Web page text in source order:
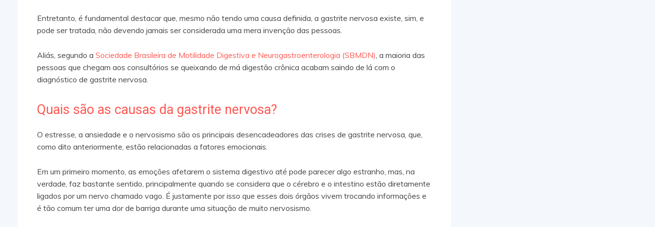
Entretanto, é fundamental destacar que, mesmo não tendo uma causa definida, a gastrite nervosa existe, sim, e
pode ser tratada, não devendo jamais ser considerada uma mera invenção das pessoas.
Aliás, segundo a Sociedade Brasileira de Motilidade Digestiva e Neurogastroenterologia (SBMDN) , a maioria das
pessoas que chegam aos consultórios se queixando de má digestão crônica acabam saindo de lá com o
diagnóstico de gastrite nervosa.
Quais são as causas da gastrite nervosa?
O estresse, a ansiedade e o nervosismo são os principais desencadeadores das crises de gastrite nervosa, que,
como dito anteriormente, estão relacionadas a fatores emocionais.
Em um primeiro momento, as emoções afetarem o sistema digestivo até pode parecer algo estranho, mas, na
verdade, faz bastante sentido, principalmente quando se considera que o cérebro e o intestino estão diretamente
ligados por um nervo chamado vago. É justamente por isso que esses dois órgãos vivem trocando informações e
é tão comum ter uma dor de barriga durante uma situação de muito nervosismo.